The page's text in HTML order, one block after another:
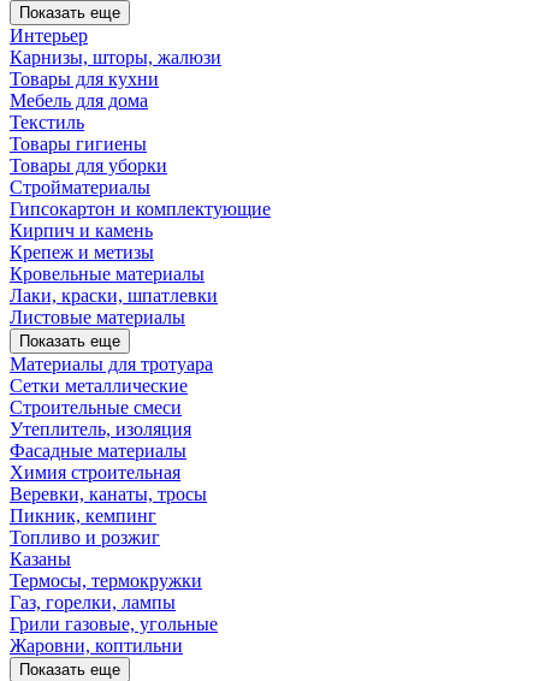
Показать еще
Интерьер
Карнизы, шторы, жалюзи
Товары для кухни
Мебель для дома
Текстиль
Товары гигиены
Товары для уборки
Стройматериалы
Гипсокартон и комплектующие
Кирпич и камень
Крепеж и метизы
Кровельные материалы
Лаки, краски, шпатлевки
Листовые материалы
Показать еще
Материалы для тротуара
Сетки металлические
Строительные смеси
Утеплитель, изоляция
Фасадные материалы
Химия строительная
Веревки, канаты, тросы
Пикник, кемпинг
Топливо и розжиг
Казаны
Термосы, термокружки
Газ, горелки, лампы
Грили газовые, угольные
Жаровни, коптильни
Показать еще